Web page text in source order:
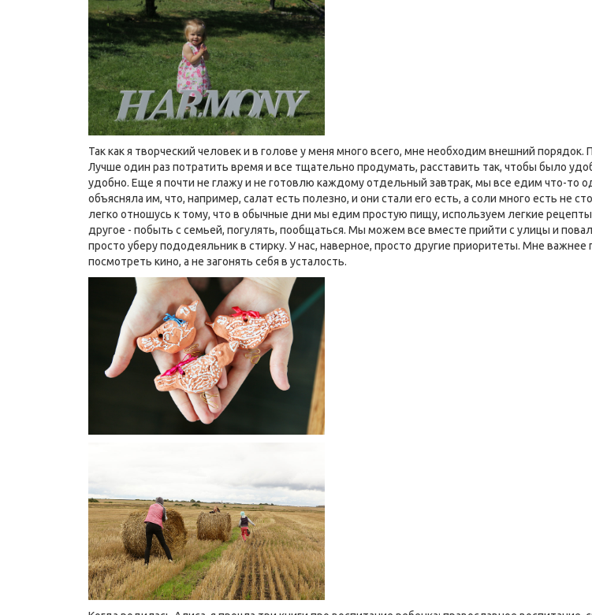
Так как я творческий человек и в голове у меня много всего, мне необходим внешний
Лучше один раз потратить время и все тщательно продумать, расставить так, чтобы было
удобно. Еще я почти не глажу и не готовлю каждому отдельный завтрак, мы все едим что-то
объясняла им, что, например, салат есть полезно, и они стали его есть, а соли много есть не
легко отношусь к тому, что в обычные дни мы едим простую пищу, используем легкие
другое - побыть с семьей, погулять, пообщаться. Мы можем все вместе прийти с улицы и
просто уберу пододеяльник в стирку. У нас, наверное, просто другие приоритеты. Мне
посмотреть кино, а не загонять себя в усталость.